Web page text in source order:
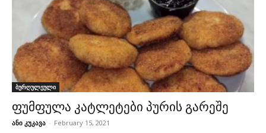
ბურღულეული
ფუმფულა კატლეტები პურის გარეშე
ანი კუკავა - February 15, 2021